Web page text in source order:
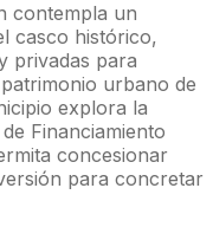
contempla un
casco histórico,
privadas para
urbano de
explora la
Financiamiento
concesionar
para concretar